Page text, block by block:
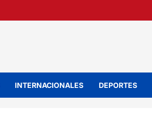
INTERNACIONALES DEPORTES